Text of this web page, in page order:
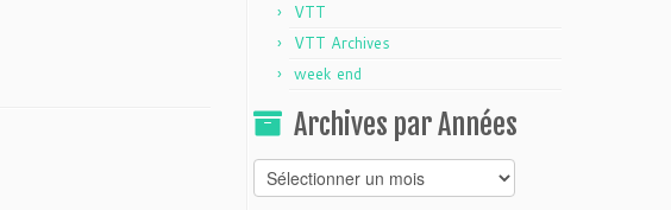
VTT
VTT Archives
week end
Archives par Années
Archives
par